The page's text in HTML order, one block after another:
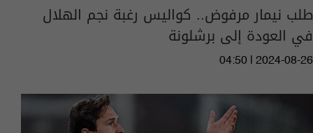
طلب نيمار مرفوض.. كواليس رغبة نجم الهلال
في العودة إلى برشلونة
04:50 | 2024-08-26